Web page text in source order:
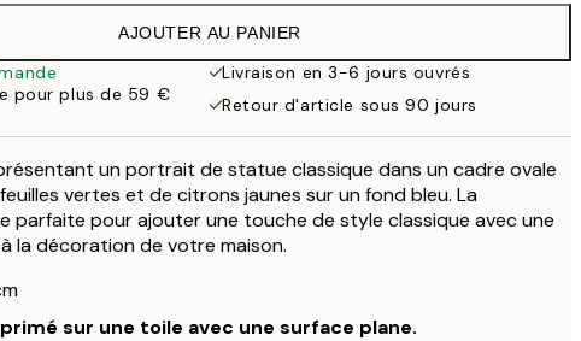
AJOUTER AU PANIER
Livraison en 3-6 jours ouvrés
pour plus de 59 €
Retour d'article sous 90 jours
un portrait de statue classique dans un cadre ovale
vertes et de citrons jaunes sur un fond bleu. La
parfaite pour ajouter une touche de style classique avec une
la décoration de votre maison.
sur une toile avec une surface plane.